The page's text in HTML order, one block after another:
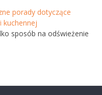
porady dotyczące
kuchennej
sposób na odświeżenie